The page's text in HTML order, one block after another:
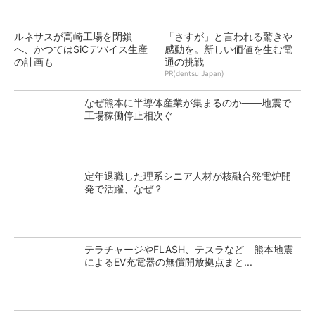
ルネサスが高崎工場を閉鎖
へ、かつてはSiCデバイス生産
の計画も
「さすが」と言われる驚きや
感動を。新しい価値を生む電
通の挑戦
PR(dentsu Japan)
なぜ熊本に半導体産業が集まるのか――地震で
工場稼働停止相次ぐ
定年退職した理系シニア人材が核融合発電炉開
発で活躍、なぜ？
テラチャージやFLASH、テスラなど 熊本地震
によるEV充電器の無償開放拠点まと...